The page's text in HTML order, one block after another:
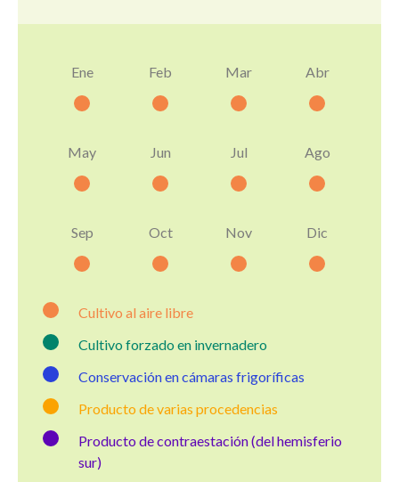
Ene Feb Mar Abr
May Jun Jul Ago
Sep Oct Nov Dic
Cultivo al aire libre
Cultivo forzado en invernadero
Conservación en cámaras frigoríficas
Producto de varias procedencias
Producto de contraestación (del hemisferio
sur)